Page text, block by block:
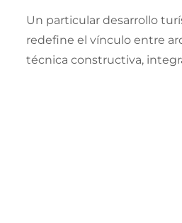
Un particular desarrollo
redefine el vínculo entre
técnica constructiva,